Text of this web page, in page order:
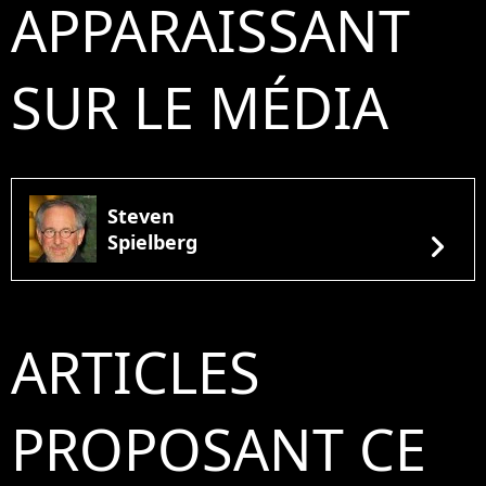
APPARAISSANT
SUR LE MÉDIA
Steven
Spielberg
chevron_right
ARTICLES
PROPOSANT CE